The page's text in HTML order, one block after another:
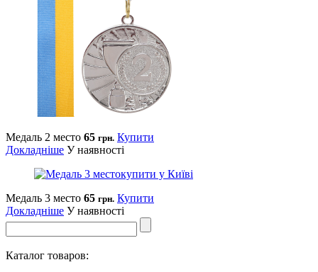
Медаль 2 место 65 грн. Купити
Докладніше У наявності
Медаль 3 место 65 грн. Купити
Докладніше У наявності
Каталог товаров: